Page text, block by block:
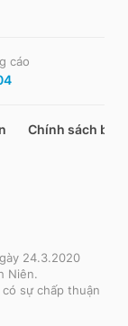
cáo
Chính sách bảo
24.3.2020
Niên.
sự chấp thuận